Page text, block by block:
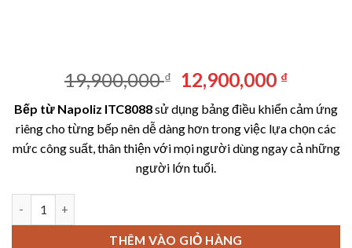
19,900,000₫
Giá
gốc
là:
19,900,000 ₫.
12,900,000 ₫Giá
tại
là:
Bếp từ Napoliz ITC8088sử dụng bảng điều khiển cảm ứng
riêng cho từng bếp nên dễ dàng hơn trong việc lựa chọn các
mức công suất, thân thiện với mọi người dùng ngay cả những
người lớn tuổi.
THÊM VÀO GIỎ HÀNG